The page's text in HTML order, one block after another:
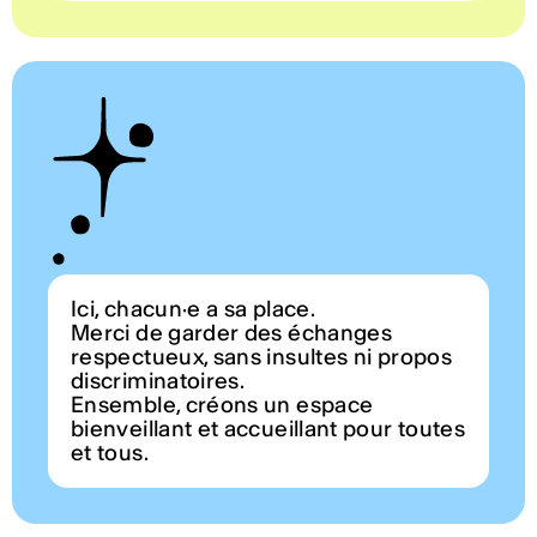
Ici, chacun·e a sa place.
Merci de garder des échanges
respectueux, sans insultes ni propos
discriminatoires.
Ensemble, créons un espace
bienveillant et accueillant pour toutes
et tous.